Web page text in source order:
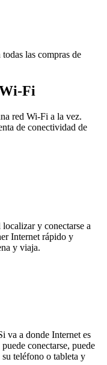
las compras de
Fi
red Wi-Fi a la vez.
de conectividad de
y conectarse a
Internet rápido y
y viaja.
va a donde Internet es
conectarse, puede
su teléfono o tableta y